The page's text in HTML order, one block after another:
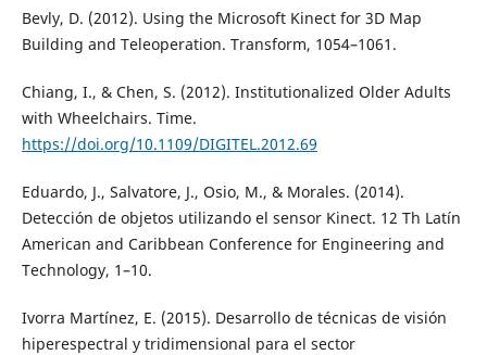
Bevly, D. (2012). Using the Microsoft Kinect for 3D Map
Building and Teleoperation. Transform, 1054–1061.
Chiang, I., & Chen, S. (2012). Institutionalized Older Adults
with Wheelchairs. Time.
https://doi.org/10.1109/DIGITEL.2012.69
Eduardo, J., Salvatore, J., Osio, M., & Morales. (2014).
Detección de objetos utilizando el sensor Kinect. 12 Th Latín
American and Caribbean Conference for Engineering and
Technology, 1–10.
Ivorra Martínez, E. (2015). Desarrollo de técnicas de visión
hiperespectral y tridimensional para el sector